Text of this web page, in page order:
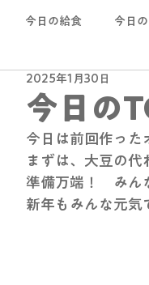
今日の給食 今日
今日の
2025年1月30日
今日は前回作った
まずは、大豆の
準備万端！　みん
新年もみんな元気